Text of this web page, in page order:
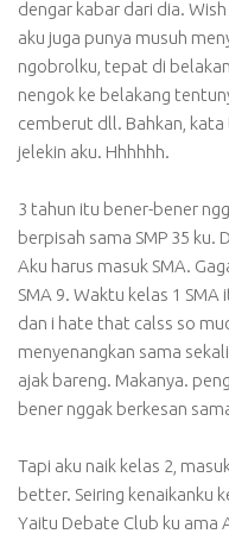
dengar kabar dari dia.
aku juga punya musuh
ngobrolku, tepat di
nengok ke belakang
cemberut dll. Bahkan,
jelekin aku. Hhhhhh.
3 tahun itu bener-bener
berpisah sama SMP 35 ku.
Aku harus masuk SMA.
SMA 9. Waktu kelas 1
dan i hate that calss so
menyenangkan sama
ajak bareng. Makanya.
bener nggak berkesan
Tapi aku naik kelas 2,
better. Seiring kenaikanku
Yaitu Debate Club ku ama